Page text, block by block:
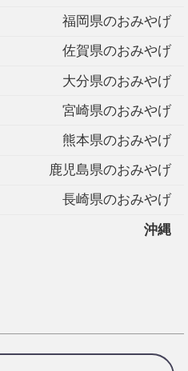
福岡県のおみやげ
佐賀県のおみやげ
大分県のおみやげ
宮崎県のおみやげ
熊本県のおみやげ
鹿児島県のおみやげ
長崎県のおみやげ
沖縄